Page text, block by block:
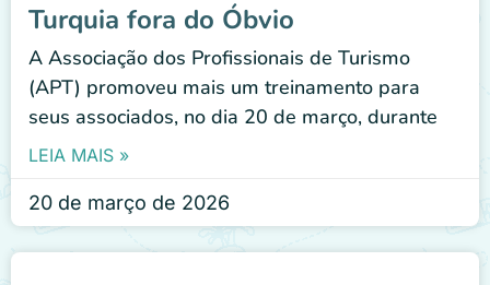
Turquia fora do Óbvio
A Associação dos Profissionais de Turismo
(APT) promoveu mais um treinamento para
seus associados, no dia 20 de março, durante
LEIA MAIS »
20 de março de 2026